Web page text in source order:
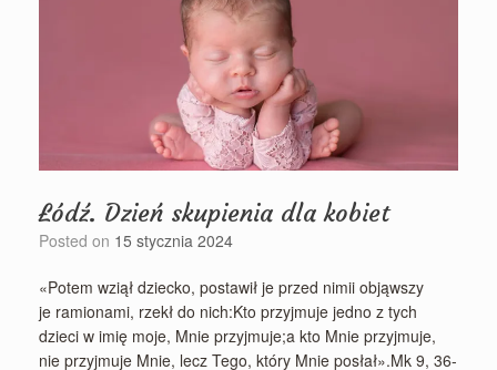
Łódź. Dzień skupienia dla kobiet
Posted on 15 stycznia 2024
«Potem wziął dziecko, postawił je przed nimii objąwszy
je ramionami, rzekł do nich:Kto przyjmuje jedno z tych
dzieci w imię moje, Mnie przyjmuje;a kto Mnie przyjmuje,
nie przyjmuje Mnie, lecz Tego, który Mnie posłał».Mk 9, 36-